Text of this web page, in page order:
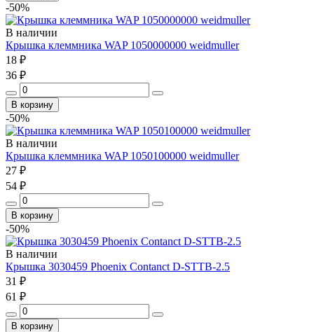
-50%
В наличии
Крышка клеммника WAP 1050000000 weidmuller
18 ₽
36 ₽
В корзину
-50%
В наличии
Крышка клеммника WAP 1050100000 weidmuller
27 ₽
54 ₽
В корзину
-50%
В наличии
Крышка 3030459 Phoenix Contanct D-STTB-2.5
31 ₽
61 ₽
В корзину